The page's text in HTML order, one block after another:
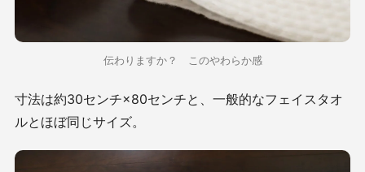
伝わりますか？ このやわらか感
寸法は約30センチ×80センチと、一般的なフェイスタオ
ルとほぼ同じサイズ。